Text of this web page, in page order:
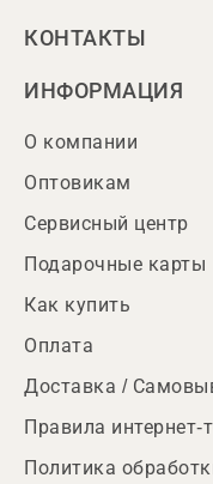
КОНТАКТЫ
ИНФОРМАЦИЯ
О компании
Оптовикам
Сервисный центр
Подарочные карты
Как купить
Оплата
Доставка /
Правила интернет-
Политика